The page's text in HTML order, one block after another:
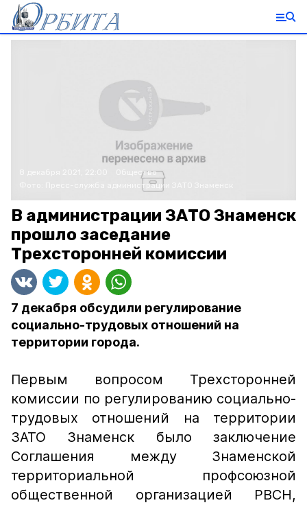
Общество
Пресс-служба администрации ЗАТО Знаменск
В администрации ЗАТО Знаменск
прошло заседание
Трехсторонней комиссии
7 декабря обсудили регулирование
социально-трудовых отношений на
территории города.
Первым вопросом Трехсторонней
комиссии по регулированию социально-
трудовых отношений на территории
ЗАТО Знаменск было заключение
Соглашения между Знаменской
территориальной профсоюзной
общественной организацией РВСН,